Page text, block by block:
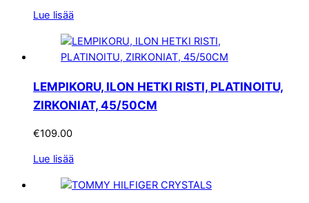
Lue lisää
LEMPIKORU, ILON HETKI RISTI, PLATINOITU,
ZIRKONIAT, 45/50CM
€109.00
Lue lisää